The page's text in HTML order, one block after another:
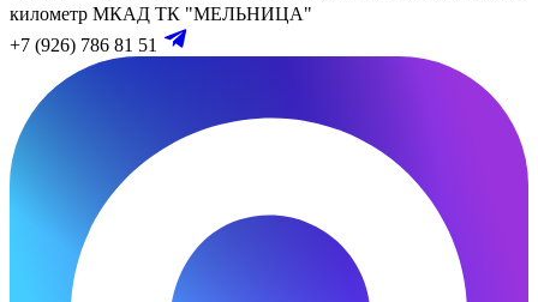
километр МКАД ТК "МЕЛЬНИЦА"
+7 (926) 786 81 51